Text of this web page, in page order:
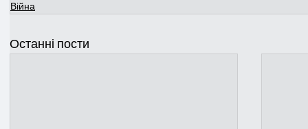
Війна
Останні пости